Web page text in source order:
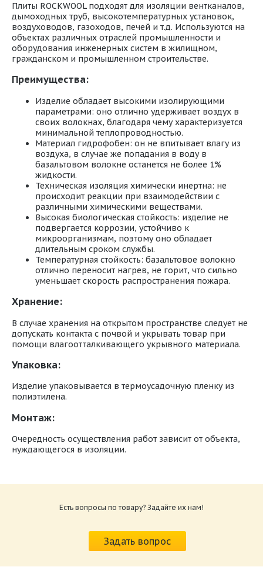
Плиты ROCKWOOL подходят для изоляции вентканалов,
дымоходных труб, высокотемпературных установок,
воздуховодов, газоходов, печей и т.д. Используются на
объектах различных отраслей промышленности и
оборудования инженерных систем в жилищном,
гражданском и промышленном строительстве.
Преимущества:
Изделие обладает высокими изолирующими
параметрами: оно отлично удерживает воздух в
своих волокнах, благодаря чему характеризуется
минимальной теплопроводностью.
Материал гидрофобен: он не впитывает влагу из
воздуха, в случае же попадания в воду в
базальтовом волокне останется не более 1%
жидкости.
Техническая изоляция химически инертна: не
происходит реакции при взаимодействии с
различными химическими веществами.
Высокая биологическая стойкость: изделие не
подвергается коррозии, устойчиво к
микроорганизмам, поэтому оно обладает
длительным сроком службы.
Температурная стойкость: базальтовое волокно
отлично переносит нагрев, не горит, что сильно
уменьшает скорость распространения пожара.
Хранение:
В случае хранения на открытом пространстве следует не
допускать контакта с почвой и укрывать товар при
помощи влагоотталкивающего укрывного материала.
Упаковка:
Изделие упаковывается в термоусадочную пленку из
полиэтилена.
Монтаж:
Очередность осуществления работ зависит от объекта,
нуждающегося в изоляции.
мата, мм
пачке,
ТЕХ БАТТС 75
1000*600*50
6,0 /
1000*600*100
2,4 /
(150мм)
0,27
Есть вопросы по товару? Задайте их нам!
Задать вопрос